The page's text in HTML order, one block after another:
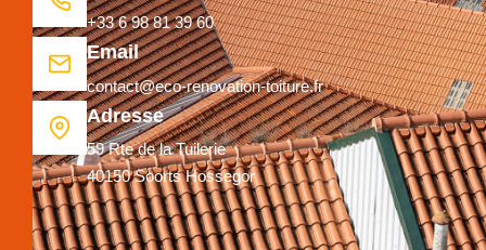
+33 6 98 81 39 60
Email
contact@eco-renovation-toiture.fr
Adresse
59 Rte de la Tuilerie
40150 Soorts Hossegor